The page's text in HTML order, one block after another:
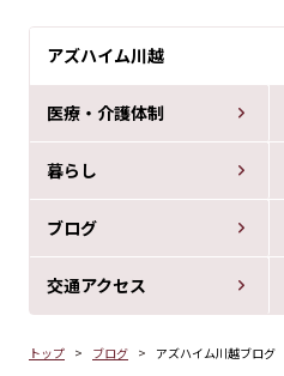
アズハイム川越
医療・介護体制
暮らし
ブログ
交通アクセス
トップ ブログ アズハイム川越ブログ